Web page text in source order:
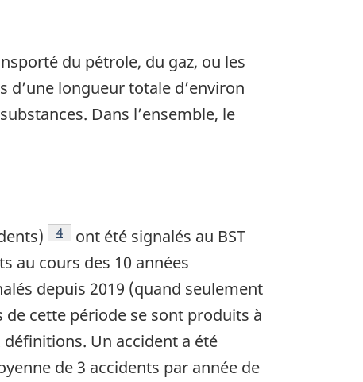
du pétrole, du gaz, ou les
d’une longueur totale d’environ
Dans l’ensemble, le
de page
Note de bas de page
4
ont été signalés au BST
au cours des 10 années
depuis 2019 (quand seulement
de cette période se sont produits à
Un accident a été
de 3 accidents par année de